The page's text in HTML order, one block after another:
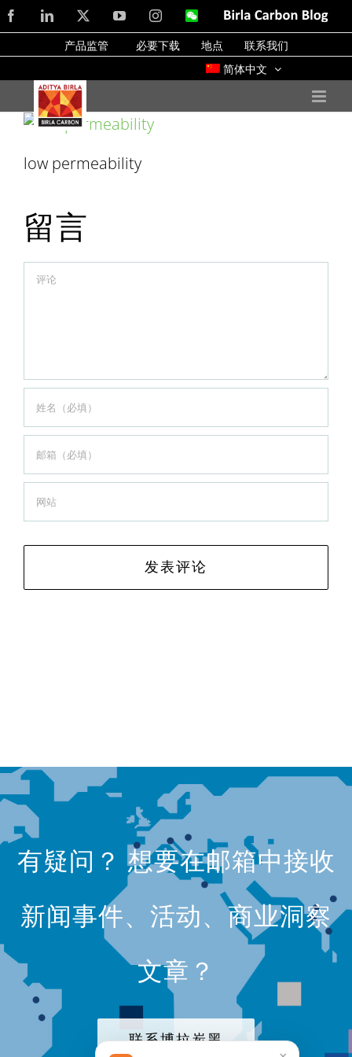
Skip
to
content
FacebookLinkedIn YouTubeInstagramWeChatBirla
Blog
产品监管 必要下载 地点
联系我们
简体中文
low permeability
留言
Comment
有疑问？ 想要在邮箱中接收
新闻事件、活动、商业洞察
文章？
联系博拉炭黑